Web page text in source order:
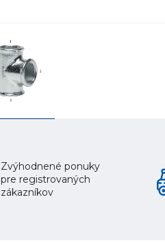
Zvýhodnené ponuky
pre registrovaných
zákazníkov